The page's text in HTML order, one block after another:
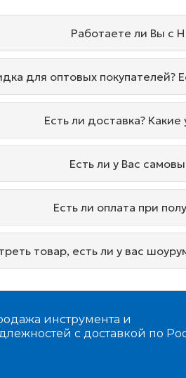
Работаете ли Вы с
для оптовых покупателей?
Есть ли доставка? Какие
Есть ли у Вас
Есть ли оплата при
товар, есть ли у вас
инструмента и
с доставкой по